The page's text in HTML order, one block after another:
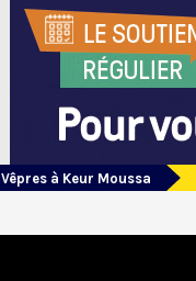
Vêpres à Keur Moussa